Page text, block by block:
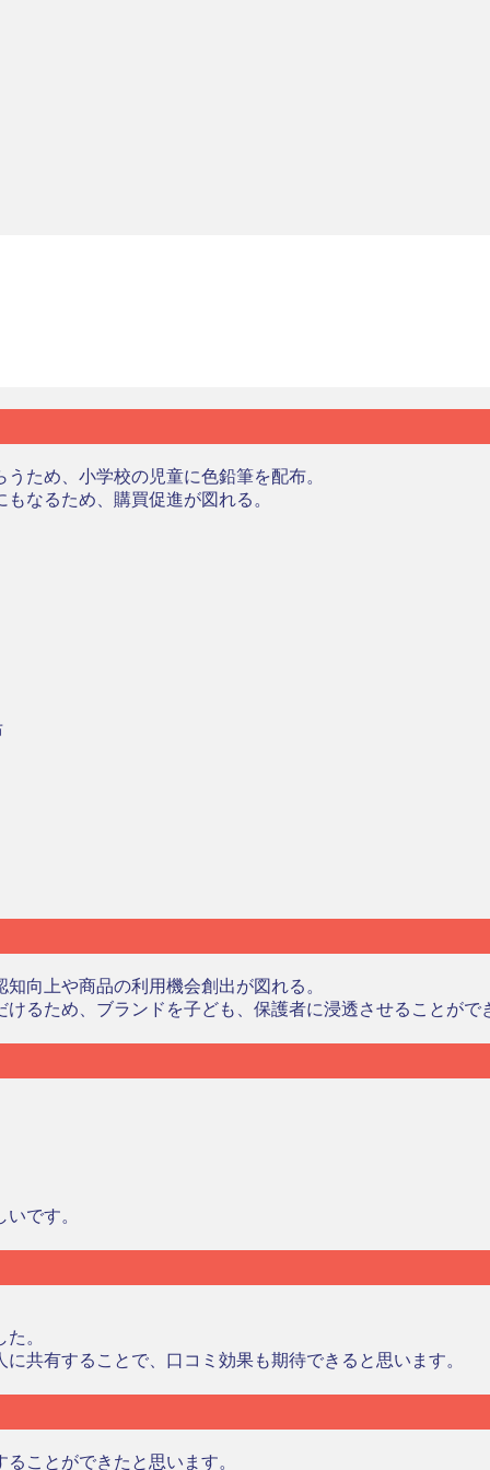
ため、小学校の児童に色鉛筆を配布。
なるため、購買促進が図れる。
向上や商品の利用機会創出が図れる。
るため、ブランドを子ども、保護者に浸透させることがで
です。
。
共有することで、口コミ効果も期待できると思います。
ことができたと思います。